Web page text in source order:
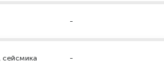
-
сейсмика -